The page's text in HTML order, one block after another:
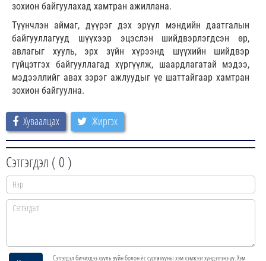
зохион байгуулахад хамтран ажиллана.
Түүнчлэн аймаг, дүүрэг дэх эрүүл мэндийн даатгалын
байгууллагууд шүүхээр эцэслэн шийдвэрлэгдсэн өр,
авлагыг хууль, эрх зүйн хүрээнд шүүхийн шийдвэр
гүйцэтгэх байгууллагад хүргүүлж, шаардлагатай мэдээ,
мэдээллийг авах зэрэг ажлуудыг үе шаттайгаар хамтран
зохион байгуулна.
Хуваалцах Жиргэх
Сэтгэгдэл ( 0 )
Сэтгэгдэл бичихдээ хууль зүйн болон ёс суртахууны хэм хэмжээг хүндэтгэнэ үү. Хэм